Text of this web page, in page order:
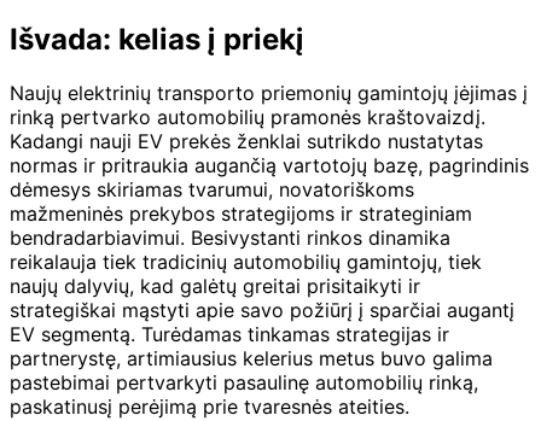
Išvada: kelias į priekį
Naujų elektrinių transporto priemonių gamintojų įėjimas į
rinką pertvarko automobilių pramonės kraštovaizdį.
Kadangi nauji EV prekės ženklai sutrikdo nustatytas
normas ir pritraukia augančią vartotojų bazę, pagrindinis
dėmesys skiriamas tvarumui, novatoriškoms
mažmeninės prekybos strategijoms ir strateginiam
bendradarbiavimui. Besivystanti rinkos dinamika
reikalauja tiek tradicinių automobilių gamintojų, tiek
naujų dalyvių, kad galėtų greitai prisitaikyti ir
strategiškai mąstyti apie savo požiūrį į sparčiai augantį
EV segmentą. Turėdamas tinkamas strategijas ir
partnerystę, artimiausius kelerius metus buvo galima
pastebimai pertvarkyti pasaulinę automobilių rinką,
paskatinusį perėjimą prie tvaresnės ateities.